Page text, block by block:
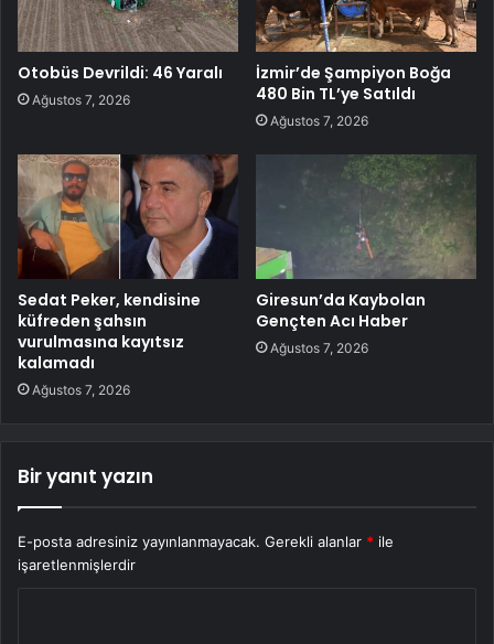
Otobüs Devrildi: 46 Yaralı
Ağustos 7, 2026
İzmir’de Şampiyon Boğa
480 Bin TL’ye Satıldı
Ağustos 7, 2026
Sedat Peker, kendisine
küfreden şahsın
vurulmasına kayıtsız
kalamadı
Ağustos 7, 2026
Giresun’da Kaybolan
Gençten Acı Haber
Ağustos 7, 2026
Bir yanıt yazın
E-posta adresiniz yayınlanmayacak. Gerekli alanlar * ile
işaretlenmişlerdir